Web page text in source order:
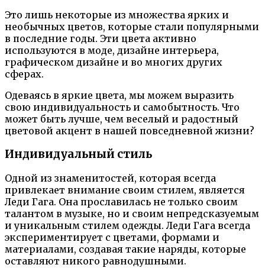
Это лишь некоторые из множества ярких и
необычных цветов, которые стали популярными
в последние годы. Эти цвета активно
используются в моде, дизайне интерьера,
графическом дизайне и во многих других
сферах.
Одеваясь в яркие цвета, мы можем выразить
свою индивидуальность и самобытность. Что
может быть лучше, чем веселый и радостный
цветовой акцент в нашей повседневной жизни?
Индивидуальный стиль
Одной из знаменитостей, которая всегда
привлекает внимание своим стилем, является
Леди Гага. Она прославилась не только своим
талантом в музыке, но и своим непредсказуемым
и уникальным стилем одежды. Леди Гага всегда
экспериментирует с цветами, формами и
материалами, создавая такие наряды, которые
оставляют никого равнодушными.